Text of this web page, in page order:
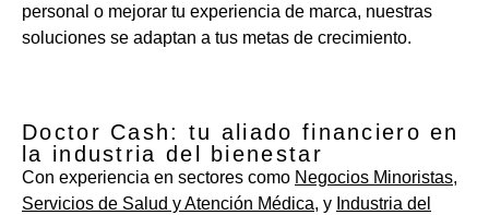
personal o mejorar tu experiencia de marca, nuestras
soluciones se adaptan a tus metas de crecimiento.
Doctor Cash: tu aliado financiero en
la industria del bienestar
Con experiencia en sectores como Negocios Minoristas,
Servicios de Salud y Atención Médica, y Industria del